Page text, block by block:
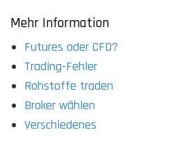
Mehr Information
Futures oder CFD?
Trading-Fehler
Rohstoffe traden
Broker wählen
Verschiedenes